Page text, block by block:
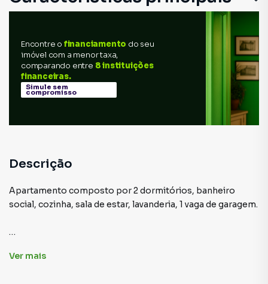
Sala de estar
Lavanderia
Encontre o financiamento do seu
imóvel com a menor taxa,
comparando entre 8 instituições
financeiras.
Simule sem
compromisso
Descrição
Apartamento composto por 2 dormitórios, banheiro
social, cozinha, sala de estar, lavanderia, 1 vaga de garagem.
Excelente localização no centro de Extrema com toda
Ver mais